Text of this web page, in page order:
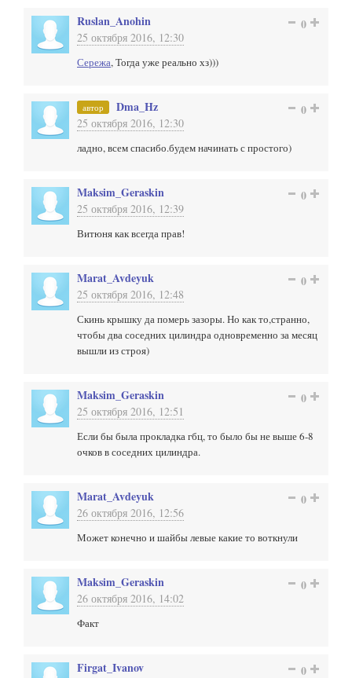
Ruslan_Anohin
25 октября 2016, 12:30
0
Сережа, Тогда уже реально хз)))
автор Dma_Hz
25 октября 2016, 12:30
0
ладно, всем спасибо.будем начинать с простого)
Maksim_Geraskin
25 октября 2016, 12:39
0
Витюня как всегда прав!
Marat_Avdeyuk
25 октября 2016, 12:48
0
Скинь крышку да померь зазоры. Но как то,странно,
чтобы два соседних цилиндра одновременно за месяц
вышли из строя)
Maksim_Geraskin
25 октября 2016, 12:51
0
Если бы была прокладка гбц, то было бы не выше 6-8
очков в соседних цилиндра.
Marat_Avdeyuk
26 октября 2016, 12:56
0
Может конечно и шайбы левые какие то воткнули
Maksim_Geraskin
26 октября 2016, 14:02
0
Факт
Firgat_Ivanov 0